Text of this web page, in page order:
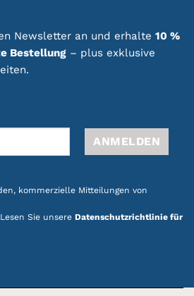
Newsletter an und erhalte 10 %
Bestellung – plus exklusive
kommerzielle Mitteilungen von
Sie unsere Datenschutzrichtlinie für